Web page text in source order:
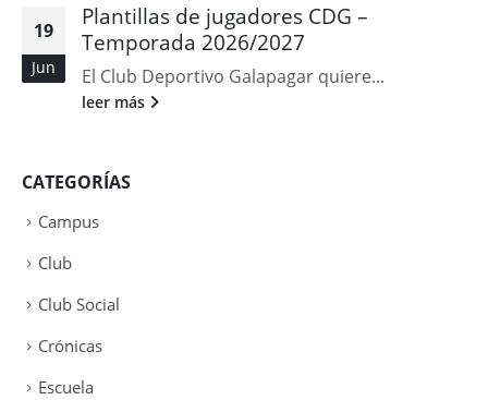
19
Jun
Plantillas de jugadores CDG –
Temporada 2026/2027
El Club Deportivo Galapagar quiere...
leer más
CATEGORÍAS
Campus
Club
Club Social
Crónicas
Escuela